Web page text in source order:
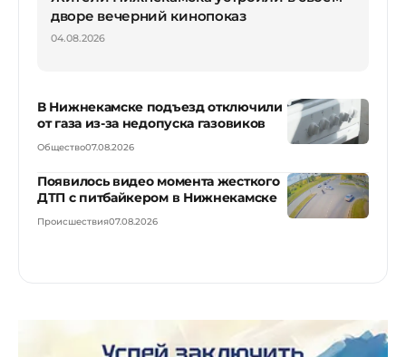
дворе вечерний кинопоказ
04.08.2026
В Нижнекамске подъезд отключили
от газа из-за недопуска газовиков
Общество07.08.2026
Появилось видео момента жесткого
ДТП с питбайкером в Нижнекамске
Происшествия07.08.2026